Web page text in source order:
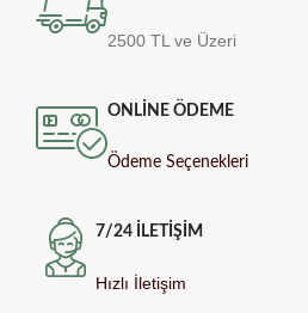
2500 TL ve Üzeri
ONLİNE ÖDEME
Ödeme Seçenekleri
7/24 İLETİŞİM
Hızlı İletişim